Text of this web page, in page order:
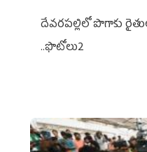
దేవరపల్లిలో పొగాకు
..ఫొటోలు2